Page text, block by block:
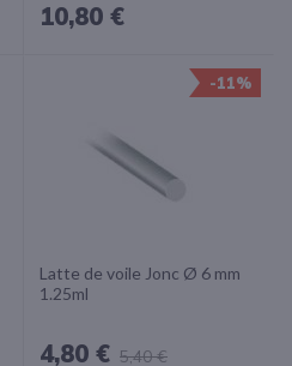
10,80 €
-11%
Latte de voile Jonc Ø 6 mm
1.25ml
4,80 € 5,40 €